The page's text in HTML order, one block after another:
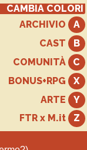
CAMBIA COLORI
ARCHIVIO
CAST
COMUNITÀ
BONUS+RPG
ARTE
FTR x M.it